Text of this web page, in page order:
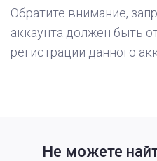
Обратите внимание,
аккаунта должен быть
регистрации данного
Не можете